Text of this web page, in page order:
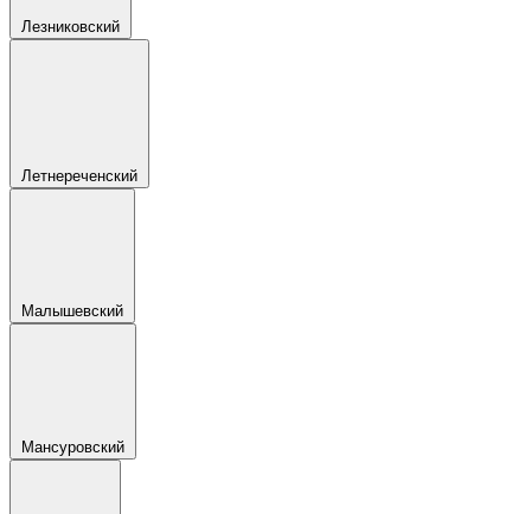
Лезниковский
Летнереченский
Малышевский
Мансуровский